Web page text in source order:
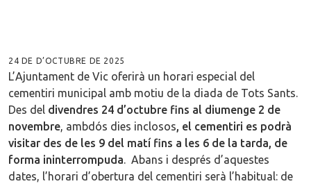
24 DE D’OCTUBRE DE 2025
L’Ajuntament de Vic oferirà un horari especial del
cementiri municipal amb motiu de la diada de Tots Sants.
Des del divendres 24 d’octubre fins al diumenge 2 de
novembre, ambdós dies inclosos, el cementiri es podrà
visitar des de les 9 del matí fins a les 6 de la tarda, de
forma ininterrompuda. Abans i després d’aquestes
dates, l’horari d’obertura del cementiri serà l’habitual: de